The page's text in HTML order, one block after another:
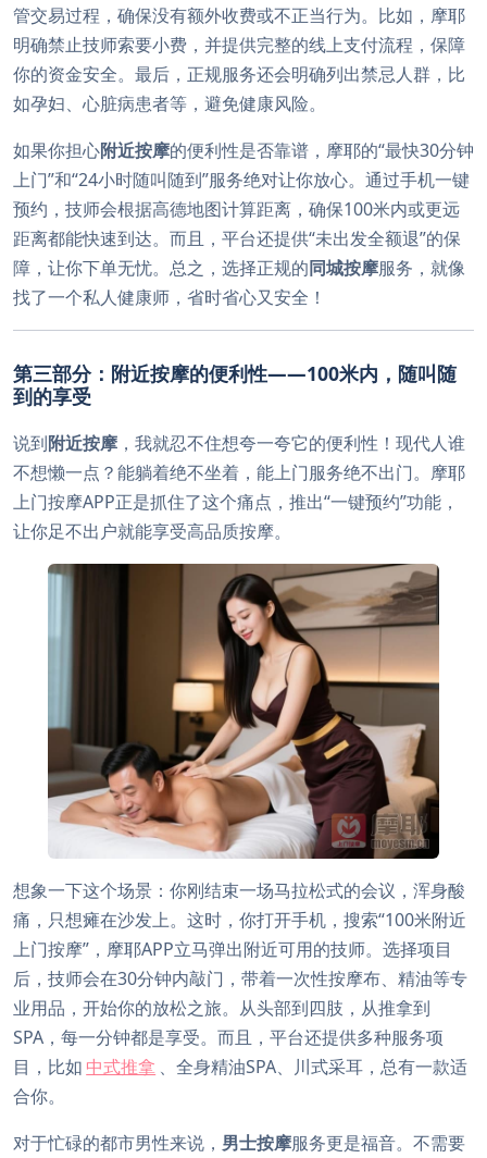
管交易过程，确保没有额外收费或不正当行为。比如，摩耶
明确禁止技师索要小费，并提供完整的线上支付流程，保障
你的资金安全。最后，正规服务还会明确列出禁忌人群，比
如孕妇、心脏病患者等，避免健康风险。
如果你担心附近按摩的便利性是否靠谱，摩耶的“最快30分钟
上门”和“24小时随叫随到”服务绝对让你放心。通过手机一键
预约，技师会根据高德地图计算距离，确保100米内或更远
距离都能快速到达。而且，平台还提供“未出发全额退”的保
障，让你下单无忧。总之，选择正规的同城按摩服务，就像
找了一个私人健康师，省时省心又安全！
第三部分：附近按摩的便利性——100米内，随叫随
到的享受
说到附近按摩 ，我就忍不住想夸一夸它的便利性！现代人谁
不想懒一点？能躺着绝不坐着，能上门服务绝不出门。摩耶
上门按摩APP正是抓住了这个痛点，推出“一键预约”功能，
让你足不出户就能享受高品质按摩。
想象一下这个场景：你刚结束一场马拉松式的会议，浑身酸
痛，只想瘫在沙发上。这时，你打开手机，搜索“100米附近
上门按摩”，摩耶APP立马弹出附近可用的技师。选择项目
后，技师会在30分钟内敲门，带着一次性按摩布、精油等专
业用品，开始你的放松之旅。从头部到四肢，从推拿到
SPA，每一分钟都是享受。而且，平台还提供多种服务项
目，比如 中式推拿 、全身精油SPA、川式采耳，总有一款适
合你。
对于忙碌的都市男性来说， 男士按摩服务更是福音。不需要